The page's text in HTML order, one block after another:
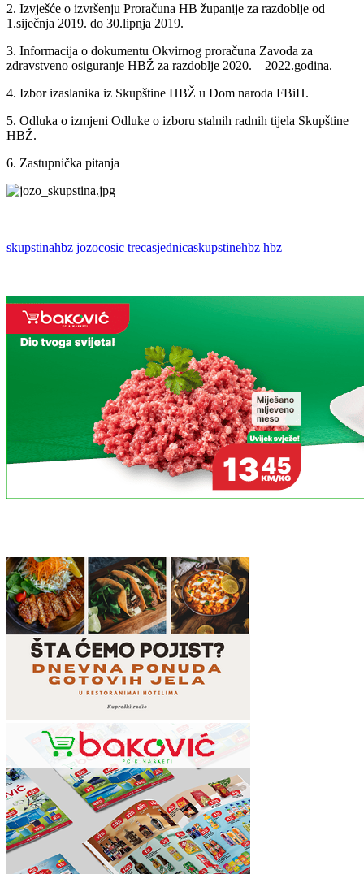
2. Izvješće o izvršenju Proračuna HB županije za razdoblje od
1.siječnja 2019. do 30.lipnja 2019.
3. Informacija o dokumentu Okvirnog proračuna Zavoda za
zdravstveno osiguranje HBŽ za razdoblje 2020. – 2022.godina.
4. Izbor izaslanika iz Skupštine HBŽ u Dom naroda FBiH.
5. Odluka o izmjeni Odluke o izboru stalnih radnih tijela Skupštine
HBŽ.
6. Zastupnička pitanja
skupstinahbz jozocosic trecasjednicaskupstinehbz hbz